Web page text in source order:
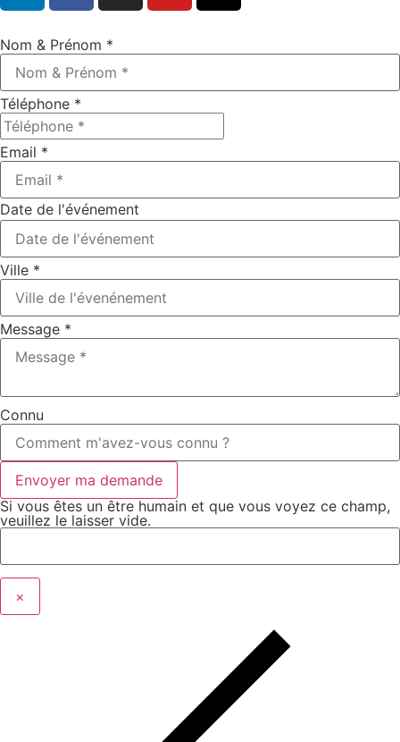
Nom & Prénom *
Téléphone *
Email *
Date de l'événement
Ville *
Message *
Connu
Si vous êtes un être humain et que vous voyez ce champ,
veuillez le laisser vide.
×